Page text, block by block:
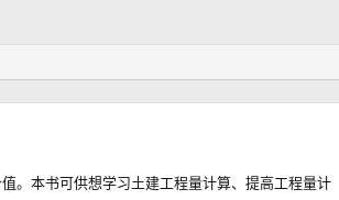
。本书可供想学习土建工程量计算、提高工程量计